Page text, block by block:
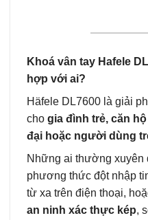
Khoá vân tay Hafele
hợp với ai?
Häfele DL7600 là giải
cho gia đình trẻ, căn
đại hoặc người dùng
Những ai thường xuyên
phương thức đột nhập
từ xa trên điện thoại,
an ninh xác thực kép,